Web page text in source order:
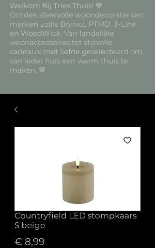
Welkom Bij Tries Thuis! 🤎
Ontdek sfeervolle woondecoratie van
merken zoals Brynxz, PTMD, J-Line
en WoodWick. Van landelijke
woonaccessoires tot stijlvolle
cadeaus: met liefde geselecteerd om
van ieder huis een warm thuis te
maken. 🤎
Countryfield LED stompkaars
S beige
€ 8,99